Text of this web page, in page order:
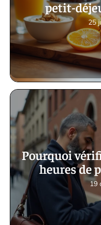
petit-
25
Pourquoi
heures de
19